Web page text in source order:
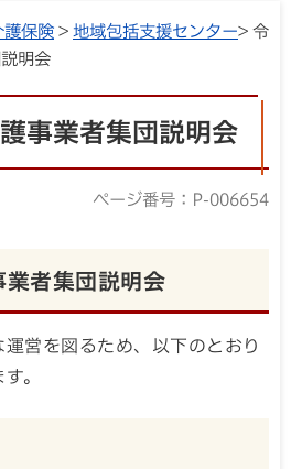
護保険 > 地域包括支援センター> 令
明会
事業者集団説明会
ページ番号：P-006654
者集団説明会
営を図るため、以下のとおり
。